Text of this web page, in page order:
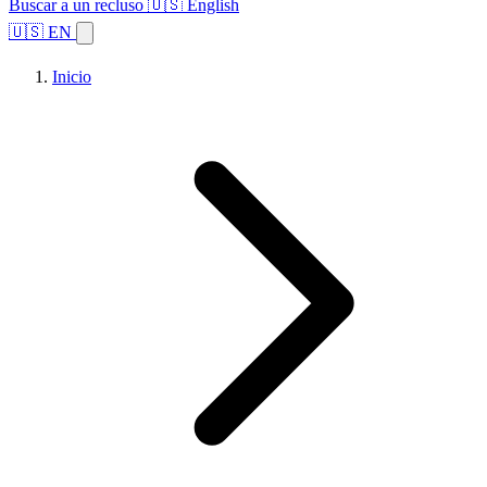
Buscar a un recluso 🇺🇸 English
🇺🇸 EN
Inicio